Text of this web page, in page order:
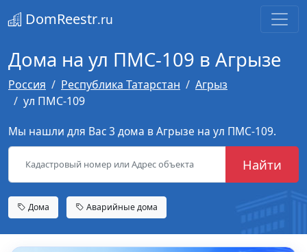
DomReestr.ru
Дома на ул ПМС-109 в Агрызе
Россия Республика Татарстан
Агрыз
ул ПМС-109
Мы нашли для Вас 3 дома в Агрызе на ул ПМС-109.
Найти
Дома Аварийные дома